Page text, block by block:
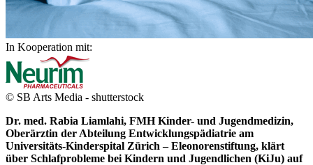
In Kooperation mit:
© SB Arts Media - shutterstock
Dr. med. Rabia Liamlahi, FMH Kinder- und Jugendmedizin,
Oberärztin der Abteilung Entwicklungspädiatrie am
Universitäts-Kinderspital Zürich – Eleonorenstiftung, klärt
über Schlafprobleme bei Kindern und Jugendlichen (KiJu) auf